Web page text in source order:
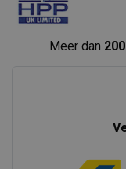
Meer dan